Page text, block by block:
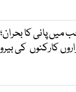
میں پانی کا
کارکنوں کی